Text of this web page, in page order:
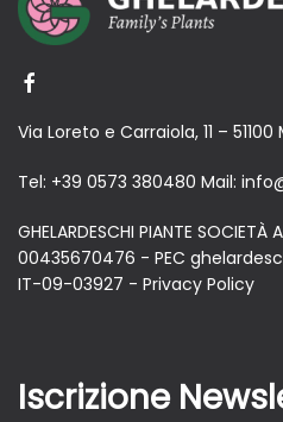
Via Loreto e Carraiola, 11 –
Tel: +39 0573 380480 Mail:
GHELARDESCHI PIANTE SOCIETÀ
00435670476 - PEC
IT-09-03927 - Privacy Policy
Iscrizione